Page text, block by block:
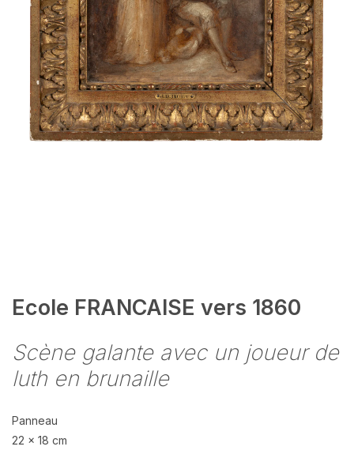
Ecole FRANCAISE vers 1860
Scène galante avec un joueur de
luth en brunaille
Panneau
22 x 18 cm